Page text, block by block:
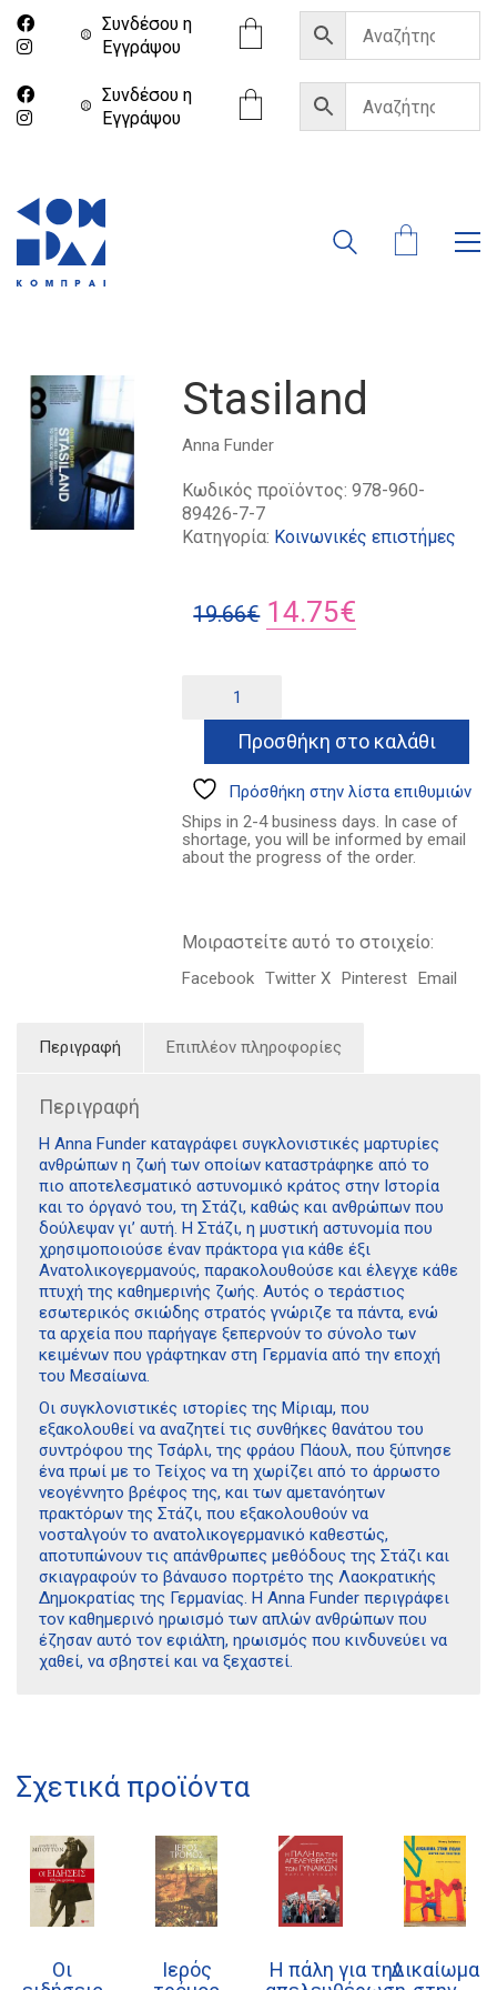
Συνδέσου η
Eγγράψου
Συνδέσου η
Eγγράψου
Stasiland
Anna Funder
Κωδικός προϊόντος:978-960-
89426-7-7
Κατηγορία: Κοινωνικές επιστήμες
19.66€ Original
19.66€.
14.75€
είναι:
14.75€.
ποσότητα
Προσθήκη στο καλάθι
Πρόσθήκη στην λίστα επιθυμιών
Ships in 2-4 business days. In case of
shortage, you will be informed by email
about the progress of the order.
Μοιραστείτε αυτό το στοιχείο:
Facebook Twitter X Pinterest Email
Περιγραφή Επιπλέον πληροφορίες
Περιγραφή
Η Anna Funder καταγράφει συγκλονιστικές μαρτυρίες
ανθρώπων η ζωή των οποίων καταστράφηκε από το
πιο αποτελεσματικό αστυνομικό κράτος στην Ιστορία
και το όργανό του, τη Στάζι, καθώς και ανθρώπων που
δούλεψαν γι’ αυτή. Η Στάζι, η μυστική αστυνομία που
χρησιμοποιούσε έναν πράκτορα για κάθε έξι
Ανατολικογερμανούς, παρακολουθούσε και έλεγχε κάθε
πτυχή της καθημερινής ζωής. Αυτός ο τεράστιος
εσωτερικός σκιώδης στρατός γνώριζε τα πάντα, ενώ
τα αρχεία που παρήγαγε ξεπερνούν το σύνολο των
κειμένων που γράφτηκαν στη Γερμανία από την εποχή
του Μεσαίωνα.
Οι συγκλονιστικές ιστορίες της Μίριαμ, που
εξακολουθεί να αναζητεί τις συνθήκες θανάτου του
συντρόφου της Τσάρλι, της φράου Πάουλ, που ξύπνησε
ένα πρωί με το Τείχος να τη χωρίζει από το άρρωστο
νεογέννητο βρέφος της, και των αμετανόητων
πρακτόρων της Στάζι, που εξακολουθούν να
νοσταλγούν το ανατολικογερμανικό καθεστώς,
αποτυπώνουν τις απάνθρωπες μεθόδους της Στάζι και
σκιαγραφούν το βάναυσο πορτρέτο της Λαοκρατικής
Δημοκρατίας της Γερμανίας. Η Anna Funder περιγράφει
τον καθημερινό ηρωισμό των απλών ανθρώπων που
έζησαν αυτό τον εφιάλτη, ηρωισμός που κινδυνεύει να
χαθεί, να σβηστεί και να ξεχαστεί.
Σχετικά προϊόντα
Οι
Ιερός
Η πάλη για τηνΔικαίωμα
Διδότου 34, Αθήνα 106 80
kombrai.bs@gmail.com
Πολιτική προστασίας δεδομένων
Πολιτική επιστροφών
Όροι χρήσης